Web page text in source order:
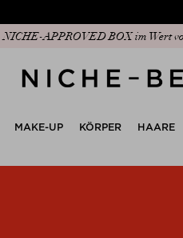
NICHE-APPROVED BOX im Wert
MAKE-UP KÖRPER HAARE